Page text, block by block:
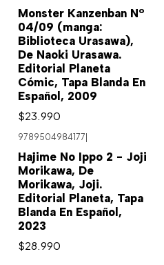
Monster Kanzenban Nº
04/09 (manga:
Biblioteca Urasawa),
De Naoki Urasawa.
Editorial Planeta
Cómic, Tapa Blanda En
Español, 2009
$23.990
9789504984177
Hajime No Ippo 2 - Joji
Morikawa, De
Morikawa, Joji.
Editorial Planeta, Tapa
Blanda En Español,
2023
$28.990